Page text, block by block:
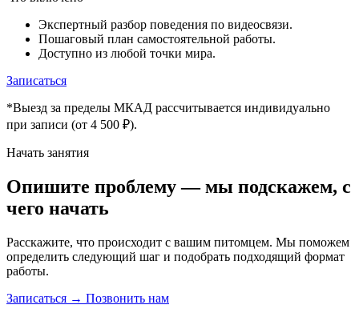
Экспертный разбор поведения по видеосвязи.
Пошаговый план самостоятельной работы.
Доступно из любой точки мира.
Записаться
*Выезд за пределы МКАД рассчитывается индивидуально
при записи (от 4 500 ₽).
Начать занятия
Опишите проблему — мы подскажем, с
чего начать
Расскажите, что происходит с вашим питомцем. Мы поможем
определить следующий шаг и подобрать подходящий формат
работы.
Записаться → Позвонить нам